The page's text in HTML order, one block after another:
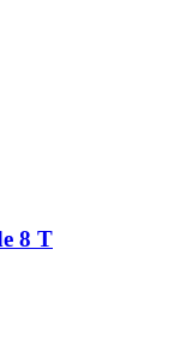
8 T